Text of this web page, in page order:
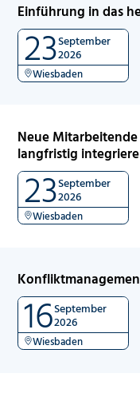
Einführung in das
23September
2026
Wiesbaden
Neue
langfristig
23September
2026
Wiesbaden
16September
2026
Wiesbaden